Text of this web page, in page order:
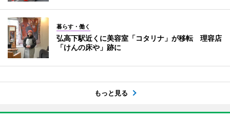
暮らす・働く
弘高下駅近くに美容室「コタリナ」が移転 理容店
「けんの床や」跡に
もっと見る